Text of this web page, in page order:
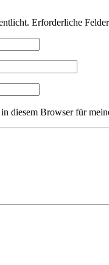
Erforderliche
diesem Browser für